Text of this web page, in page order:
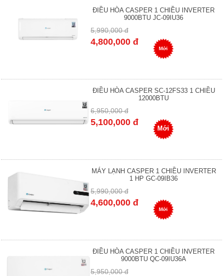
ĐIỀU HÒA CASPER 1 CHIỀU INVERTER
9000BTU JC-09IU36
5,990,000 đ
4,800,000 đ
Mới
ĐIỀU HÒA CASPER SC-12FS33 1 CHIỀU
12000BTU
6,950,000 đ
5,100,000 đ
Mới
MÁY LẠNH CASPER 1 CHIỀU INVERTER
1 HP GC-09IB36
5,990,000 đ
4,600,000 đ
Mới
ĐIỀU HÒA CASPER 1 CHIỀU INVERTER
9000BTU QC-09IU36A
5,950,000 đ